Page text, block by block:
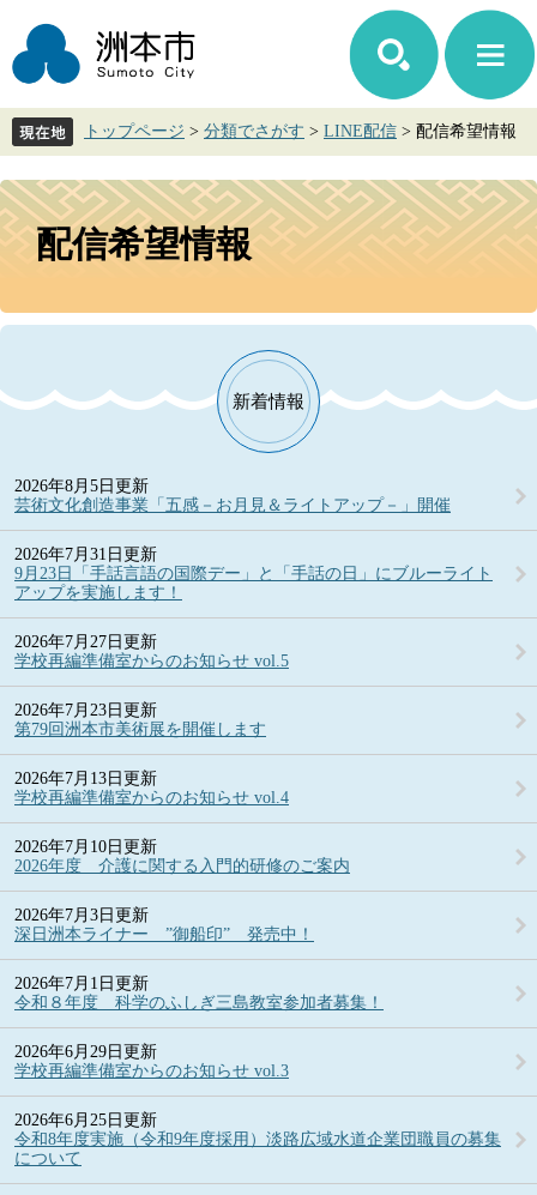
ジ
先
す。
ュ
を
し
て
トップページ > 分類でさがす > LINE配信 > 配信希望情報
本
文
配信希望情報
新着情報
2026年8月5日更新
芸術文化創造事業「五感－お月見＆ライトアップ－」開催
2026年7月31日更新
9月23日「手話言語の国際デー」と「手話の日」にブルーライト
アップを実施します！
2026年7月27日更新
学校再編準備室からのお知らせ vol.5
2026年7月23日更新
第79回洲本市美術展を開催します
2026年7月13日更新
学校再編準備室からのお知らせ vol.4
2026年7月10日更新
2026年度 介護に関する入門的研修のご案内
2026年7月3日更新
深日洲本ライナー ”御船印” 発売中！
2026年7月1日更新
令和８年度 科学のふしぎ三島教室参加者募集！
2026年6月29日更新
学校再編準備室からのお知らせ vol.3
2026年6月25日更新
令和8年度実施（令和9年度採用）淡路広域水道企業団職員の募集
について